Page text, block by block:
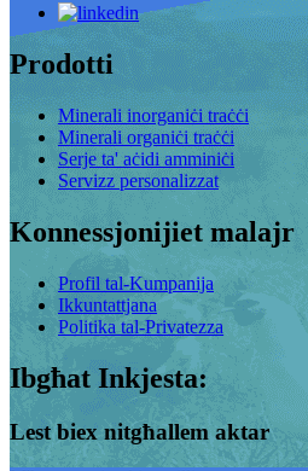
Prodotti
Minerali inorganiċi traċċi
Minerali organiċi traċċi
Serje ta' aċidi amminiċi
Servizz personalizzat
Konnessjonijiet malajr
Profil tal-Kumpanija
Ikkuntattjana
Politika tal-Privatezza
Ibgħat Inkjesta:
Lest biex nitgħallem aktar